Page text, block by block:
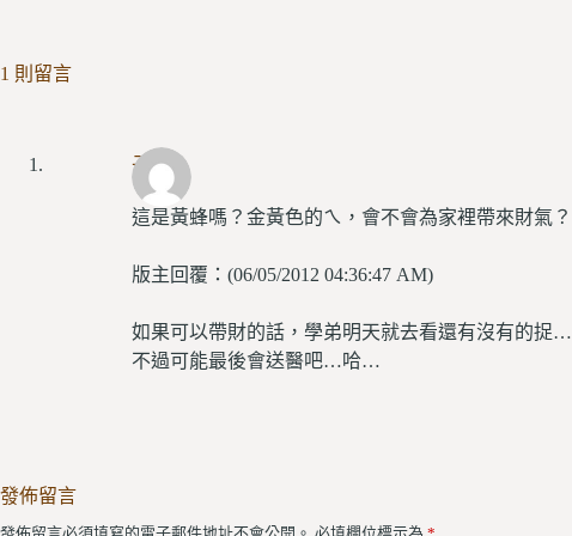
1 則留言
子駿
這是黃蜂嗎？金黃色的ㄟ，會不會為家裡帶來財氣？
版主回覆：(06/05/2012 04:36:47 AM)
如果可以帶財的話，學弟明天就去看還有沒有的捉…
不過可能最後會送醫吧…哈…
發佈留言